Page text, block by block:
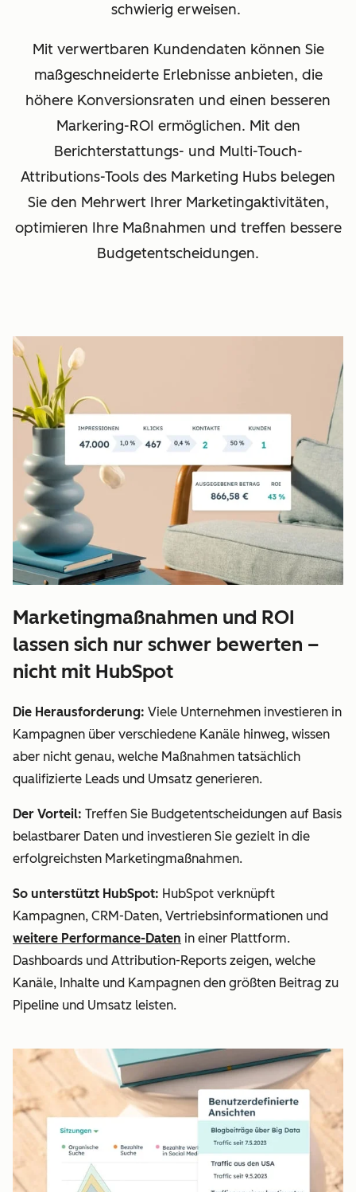
schwierig erweisen.
Mit verwertbaren Kundendaten können Sie
maßgeschneiderte Erlebnisse anbieten, die
höhere Konversionsraten und einen besseren
Markering-ROI ermöglichen. Mit den
Berichterstattungs- und Multi-Touch-
Attributions-Tools des Marketing Hubs belegen
Sie den Mehrwert Ihrer Marketingaktivitäten,
optimieren Ihre Maßnahmen und treffen bessere
Budgetentscheidungen.
Marketingmaßnahmen und ROI
lassen sich nur schwer bewerten –
nicht mit HubSpot
Die Herausforderung: Viele Unternehmen investieren in
Kampagnen über verschiedene Kanäle hinweg, wissen
aber nicht genau, welche Maßnahmen tatsächlich
qualifizierte Leads und Umsatz generieren.
Der Vorteil: Treffen Sie Budgetentscheidungen auf Basis
belastbarer Daten und investieren Sie gezielt in die
erfolgreichsten Marketingmaßnahmen.
So unterstützt HubSpot: HubSpot verknüpft
Kampagnen, CRM-Daten, Vertriebsinformationen und
weitere Performance-Daten in einer Plattform.
Dashboards und Attribution-Reports zeigen, welche
Kanäle, Inhalte und Kampagnen den größten Beitrag zu
Pipeline und Umsatz leisten.